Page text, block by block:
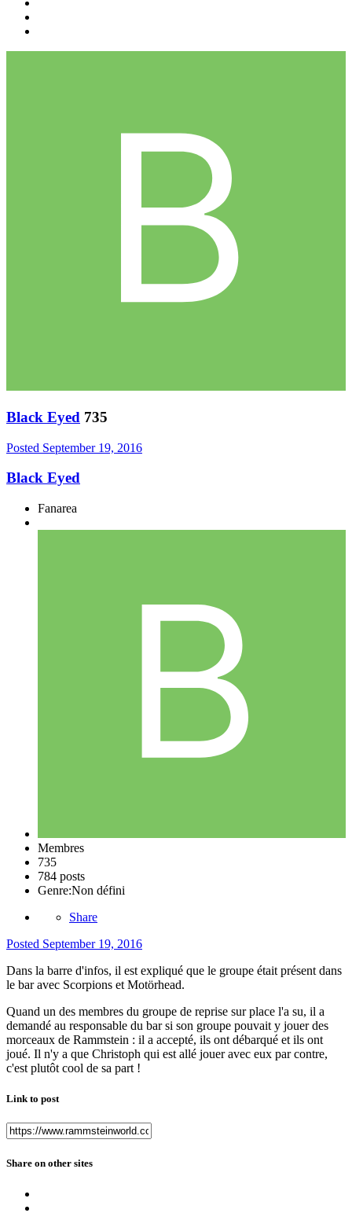
Black Eyed 735
Posted September 19, 2016
Black Eyed
Fanarea
Membres
735
784 posts
Genre:Non défini
Share
Posted September 19, 2016
Dans la barre d'infos, il est expliqué que le groupe était présent dans
le bar avec Scorpions et Motörhead.
Quand un des membres du groupe de reprise sur place l'a su, il a
demandé au responsable du bar si son groupe pouvait y jouer des
morceaux de Rammstein : il a accepté, ils ont débarqué et ils ont
joué. Il n'y a que Christoph qui est allé jouer avec eux par contre,
c'est plutôt cool de sa part !
Link to post
Share on other sites